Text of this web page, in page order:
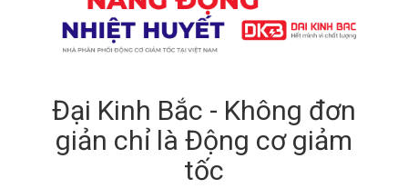
Đại Kinh Bắc - Không đơn
giản chỉ là Động cơ giảm
tốc